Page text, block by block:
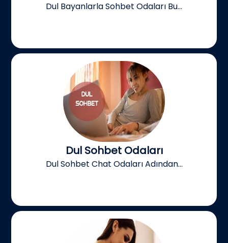
Dul Bayanlarla Sohbet Odaları Bu...
Dul Sohbet Odaları
Dul Sohbet Chat Odaları Adından...